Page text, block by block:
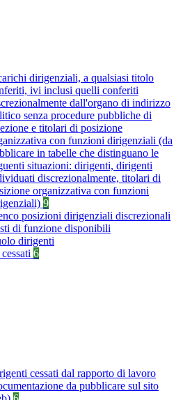
dirigenziali, a qualsiasi titolo
ivi inclusi quelli conferiti
dall'organo di indirizzo
senza procedure pubbliche di
e titolari di posizione
con funzioni dirigenziali (da
in tabelle che distinguano le
situazioni: dirigenti, dirigenti
discrezionalmente, titolari di
organizzativa con funzioni
9
posizioni dirigenziali discrezionali
di funzione disponibili
dirigenti
6
cessati dal rapporto di lavoro
da pubblicare sul sito